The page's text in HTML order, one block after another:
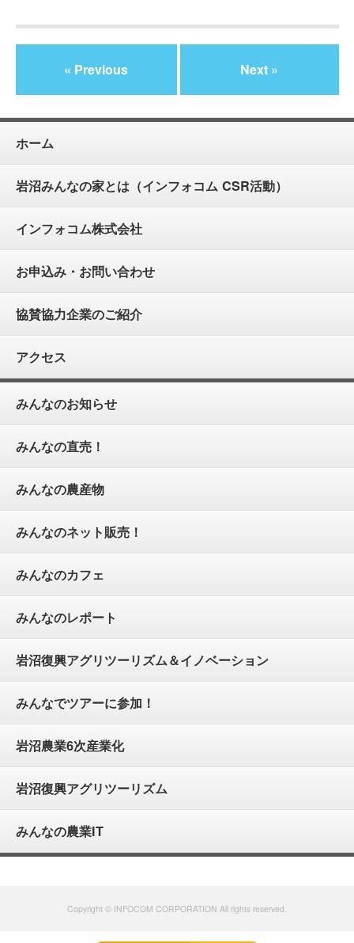
« Previous Next »
ホーム
岩沼みんなの家とは（インフォコム CSR活動）
インフォコム株式会社
お申込み・お問い合わせ
協賛協力企業のご紹介
アクセス
みんなのお知らせ
みんなの直売！
みんなの農産物
みんなのネット販売！
みんなのカフェ
みんなのレポート
岩沼復興アグリツーリズム＆イノベーション
みんなでツアーに参加！
岩沼農業6次産業化
岩沼復興アグリツーリズム
みんなの農業IT
Copyright © INFOCOM CORPORATION All rights reserved.